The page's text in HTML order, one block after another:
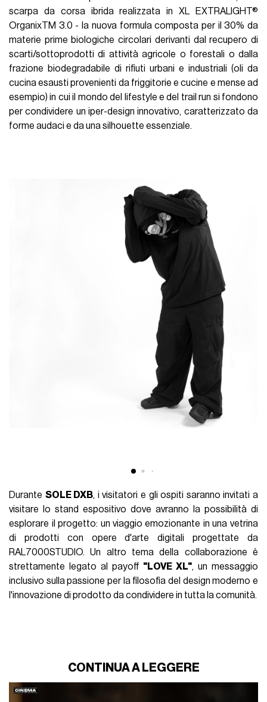
scarpa da corsa ibrida realizzata in XL EXTRALIGHT®
OrganixTM 3.0 - la nuova formula composta per il 30% da
materie prime biologiche circolari derivanti dal recupero di
scarti/sottoprodotti di attività agricole o forestali o dalla
frazione biodegradabile di rifiuti urbani e industriali (oli da
cucina esausti provenienti da friggitorie e cucine e mense ad
esempio) in cui il mondo del lifestyle e del trail run si fondono
per condividere un iper-design innovativo, caratterizzato da
forme audaci e da una silhouette essenziale.
Durante SOLE DXB, i visitatori e gli ospiti saranno invitati a
visitare lo stand espositivo dove avranno la possibilità di
esplorare il progetto: un viaggio emozionante in una vetrina
di prodotti con opere d'arte digitali progettate da
RAL7000STUDIO. Un altro tema della collaborazione è
strettamente legato al payoff "LOVE XL", un messaggio
inclusivo sulla passione per la filosofia del design moderno e
l'innovazione di prodotto da condividere in tutta la comunità.
CONTINUA A LEGGERE